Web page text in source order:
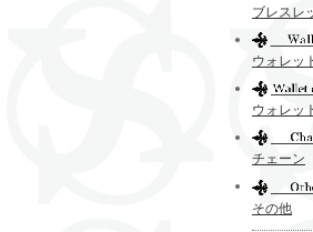
ブレスレ
ウォレッ
ウォレッ
チェーン
その他